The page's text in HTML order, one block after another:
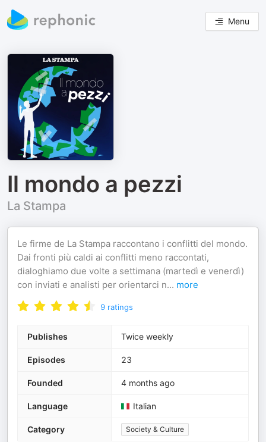
Menu
Il mondo a pezzi
La Stampa
Le firme de La Stampa raccontano i conflitti del mondo.
Dai fronti più caldi ai conflitti meno raccontati,
dialoghiamo due volte a settimana (martedì e venerdì)
con inviati e analisti per orientarci n... more
9 ratings
Publishes Twice weekly
Episodes 23
Founded 4 months ago
Language Italian
Category Society & Culture